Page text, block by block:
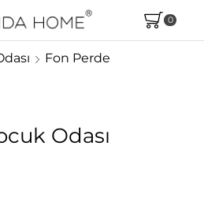
0
Fon Perde
Odası